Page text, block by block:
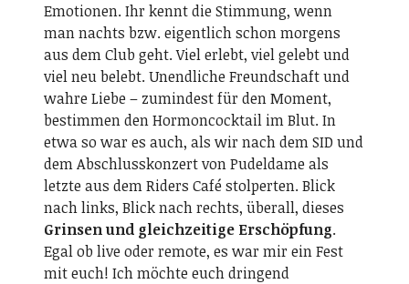
Emotionen. Ihr kennt die Stimmung, wenn
man nachts bzw. eigentlich schon morgens
aus dem Club geht. Viel erlebt, viel gelebt und
viel neu belebt. Unendliche Freundschaft und
wahre Liebe – zumindest für den Moment,
bestimmen den Hormoncocktail im Blut. In
etwa so war es auch, als wir nach dem SID und
dem Abschlusskonzert von Pudeldame als
letzte aus dem Riders Café stolperten. Blick
nach links, Blick nach rechts, überall, dieses
Grinsen und gleichzeitige Erschöpfung.
Egal ob live oder remote, es war mir ein Fest
mit euch! Ich möchte euch dringend